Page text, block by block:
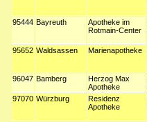
95444 Bayreuth
Apotheke im
Rotmain-Center
95652 Waldsassen Marienapotheke
96047 Bamberg
Herzog Max
Apotheke
97070 Würzburg
Residenz
Apotheke